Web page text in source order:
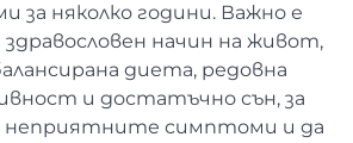
за няколко години. Важно е
начин на живот,
диета, редовна
и достатъчно сън, за
неприятните симптоми и да